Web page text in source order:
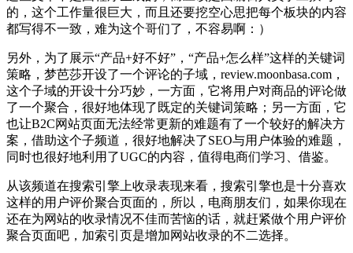
的，这个工作量很巨大，而且还要挖空心思把每个板块的内容
都写得不一致，难为这个哥们了，不容易啊：）
另外，为了展示“产品+好不好”，“产品+怎么样”这样的关键词
策略，梦芭莎开设了一个评论的子域，review.moonbasa.com，
这个子域的开设十分巧妙，一方面，它将用户对商品的评论做
了一个聚合，很好地体现了既定的关键词策略；另一方面，它
也让B2C网站页面无法经常更新的难题有了一个较好的解决方
案，借助这个子频道，很好地解决了SEO与用户体验的难题，
同时也很好地利用了UGC的内容，值得电商们学习、借鉴。
从该频道在搜索引擎上收录表现来看，搜索引擎也是十分喜欢
这样的用户评价聚合页面的，所以，电商朋友们，如果你现在
还在为网站的收录情况不佳而苦恼的话，就赶紧做个用户评价
聚合页面吧，加索引页是增加网站收录的不二选择。